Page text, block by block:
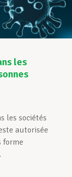
les
les sociétés
autorisée
forme